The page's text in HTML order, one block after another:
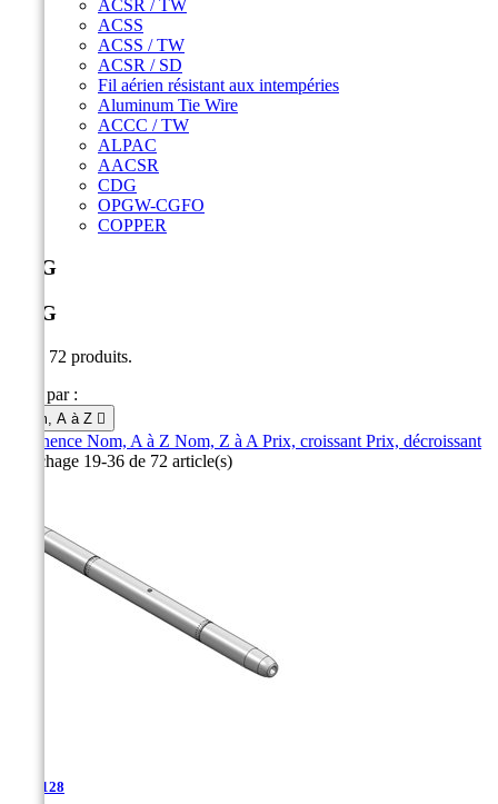
ACSR / TW
ACSS
ACSS / TW
ACSR / SD
Fil aérien résistant aux intempéries
Aluminum Tie Wire
ACCC / TW
ALPAC
AACSR
CDG
OPGW-CGFO
COPPER
CDG
CDG
Il y a 72 produits.
Trier par :
Nom, A à Z 
Pertinence Nom, A à Z Nom, Z à A Prix, croissant Prix, décroissant
Affichage 19-36 de 72 article(s)
TJA-128